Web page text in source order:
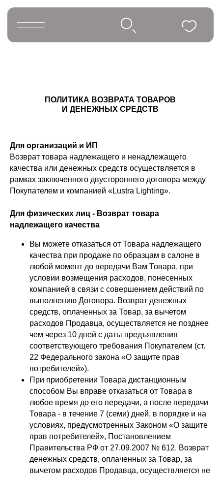
Большие люстры
Настольные светильники
Контакты
Оплата
Установка
О нас
с 10:00 до 20:00
Telegram и YouTube ограничены на
ПОЛИТИКА ВОЗВРАТА ТОВАРОВ
И ДЕНЕЖНЫХ СРЕДСТВ
Для организаций и ИП
Возврат товара надлежащего и ненадлежащего
качества или денежных средств осуществляется в
рамках заключенного двустороннего договора между
Покупателем и компанией «Lustra Lighting».
Для физических лиц - Возврат товара
надлежащего качества
Вы можете отказаться от Товара надлежащего
качества при продаже по образцам в салоне в
любой момент до передачи Вам Товара, при
условии возмещения расходов, понесенных
компанией в связи с совершением действий по
выполнению Договора. Возврат денежных
средств, оплаченных за Товар, за вычетом
расходов Продавца, осуществляется не позднее
чем через 10 дней с даты предъявления
соответствующего требования Покупателем (ст.
22 Федерального закона «О защите прав
потребителей»).
При приобретении Товара дистанционным
способом Вы вправе отказаться от Товара в
любое время до его передачи, а после передачи
Товара - в течение 7 (семи) дней, в порядке и на
условиях, предусмотренных Законом «О защите
прав потребителей», Постановлением
Правительства РФ от 27.09.2007 № 612. Возврат
денежных средств, оплаченных за Товар, за
вычетом расходов Продавца, осуществляется не